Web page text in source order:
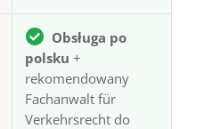
Obsługa po
polsku +
rekomendowany
Fachanwalt für
Verkehrsrecht do